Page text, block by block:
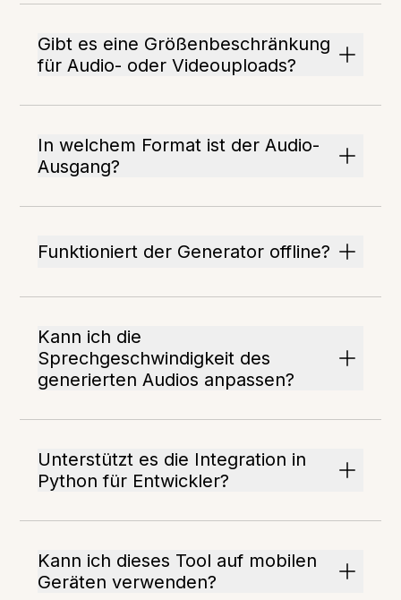
Gibt es eine Größenbeschränkung
für Audio- oder Videouploads?
In welchem Format ist der Audio-
Ausgang?
Funktioniert der Generator offline?
Kann ich die
Sprechgeschwindigkeit des
generierten Audios anpassen?
Unterstützt es die Integration in
Python für Entwickler?
Kann ich dieses Tool auf mobilen
Geräten verwenden?